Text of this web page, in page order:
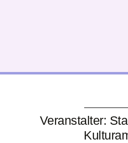
Veranstalter: